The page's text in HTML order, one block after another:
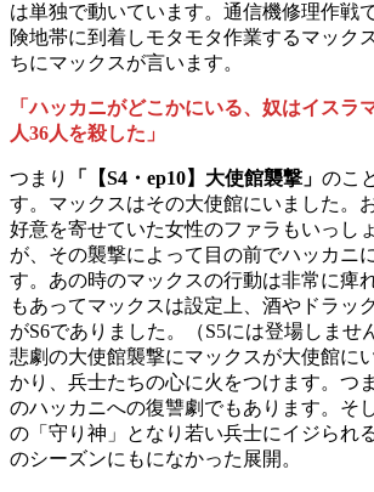
は単独で動いています。通信機修理作戦
険地帯に到着しモタモタ作業するマック
ちにマックスが言います。
「ハッカニがどこかにいる、奴はイスラ
人36人を殺した」
つまり 「【S4・ep10】大使館襲撃」 のこ
す。マックスはその大使館にいました。
好意を寄せていた女性のファラもいっし
が、その襲撃によって目の前でハッカニ
す。あの時のマックスの行動は非常に痺
もあってマックスは設定上、酒やドラッ
がS6でありました。（S5には登場しませ
悲劇の大使館襲撃にマックスが大使館に
かり、兵士たちの心に火をつけます。つ
のハッカニへの復讐劇でもあります。そ
の「守り神」となり若い兵士にイジられ
のシーズンにもになかった展開。